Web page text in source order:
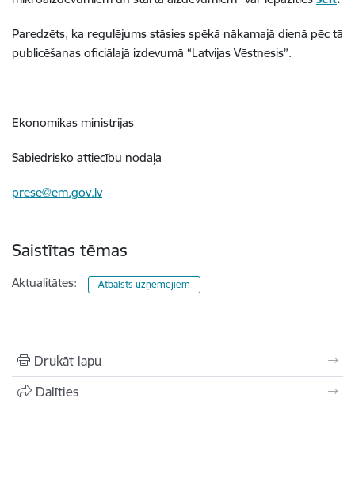
Paredzēts, ka regulējums stāsies spēkā nākamajā dienā pēc tā
publicēšanas oficiālajā izdevumā “Latvijas Vēstnesis”.
Ekonomikas ministrijas
Sabiedrisko attiecību nodaļa
prese@em.gov.lv
Saistītas tēmas
Aktualitātes: Atbalsts uzņēmējiem
Drukāt lapu
Dalīties